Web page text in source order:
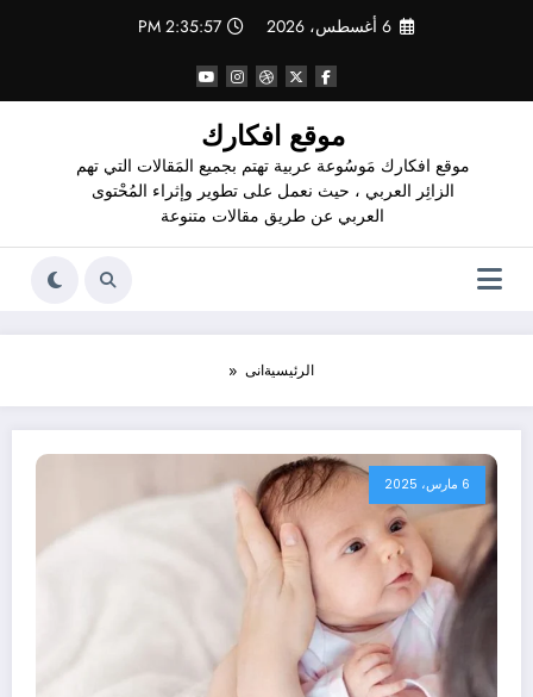
6 أغسطس، 2026 2:35:57 PM
موقع افكارك
موقع افكارك مَوسُوعة عربية تهتم بجميع المَقالات التي تهم
الزائِر العربي ، حيث نعمل على تطوير وإثراء المُحْتوى
العربي عن طريق مقالات متنوعة
الرئيسيةانى
6 مارس، 2025